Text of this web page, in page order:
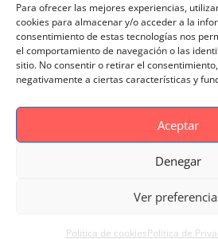
Para ofrecer las mejores experiencias,
cookies para almacenar y/o acceder a la
consentimiento de estas tecnologías nos
el comportamiento de navegación o las
sitio. No consentir o retirar el
negativamente a ciertas características y
Aceptar
Denegar
Ver
Politica de cookiesPolitica de
Politica de Privacidad